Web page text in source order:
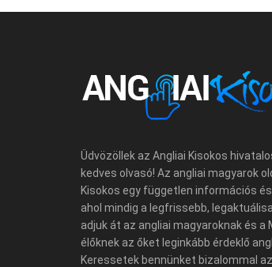
Üdvözöllek az Angliai Kisokos
kedves olvasó! Az angliai magyarok
Kisokos egy független információs
ahol mindig a legfrissebb,
adjuk át az angliai magyaroknak és a
élőknek az őket leginkább érdeklő
Keressetek bennünket bizalommal az